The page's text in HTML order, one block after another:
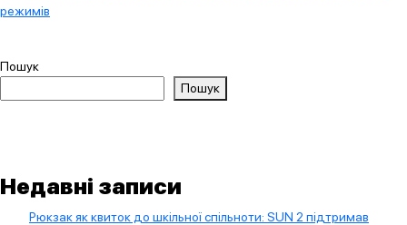
режимів
Пошук
Пошук
Недавні записи
Рюкзак як квиток до шкільної спільноти: SUN 2 підтримав